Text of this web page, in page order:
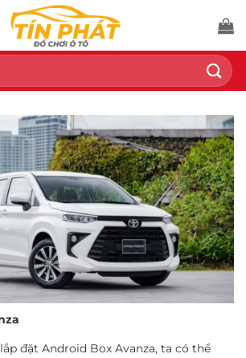
đặt Android Box Avanza, ta có thể